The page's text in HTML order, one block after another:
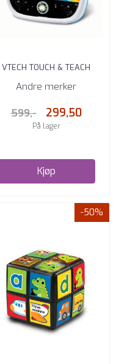
VTECH TOUCH & TEACH
TABLET FI
Andre merker
599,- 299,50
På lager
Kjøp
-50%